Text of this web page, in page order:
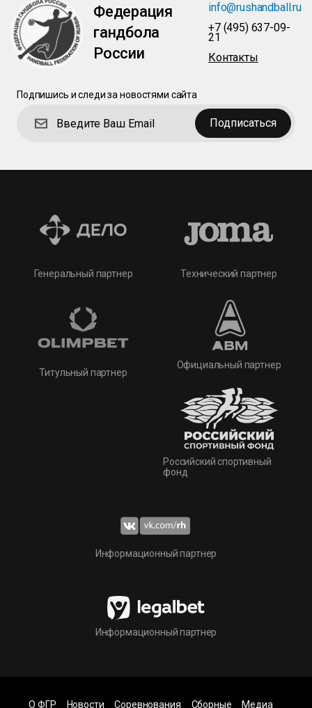
Федерация
гандбола
России
info@rushandball.ru
+7 (495) 637-09-
21
Контакты
Подпишись и следи за новостями сайта
Подписаться
Генеральный партнер
Титульный партнер
Технический партнер
Официальный партнер
Российский спортивный
фонд
Информационный партнер
Информационный партнер
О ФГР Новости Соревнования Сборные Медиа